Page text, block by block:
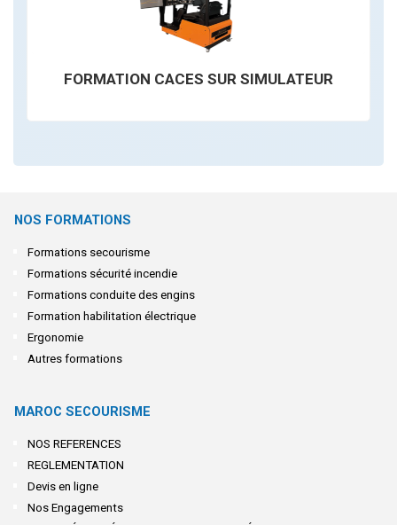
FORMATION CACES SUR SIMULATEUR
NOS FORMATIONS
Formations secourisme
Formations sécurité incendie
Formations conduite des engins
Formation habilitation électrique
Ergonomie
Autres formations
MAROC SECOURISME
NOS REFERENCES
REGLEMENTATION
Devis en ligne
Nos Engagements